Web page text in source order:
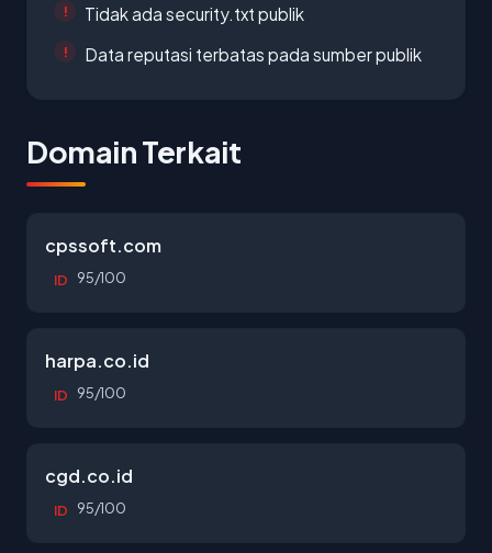
Tidak ada security.txt publik
Data reputasi terbatas pada sumber publik
Domain Terkait
cpssoft.com
ID 95/100
harpa.co.id
ID 95/100
cgd.co.id
ID 95/100